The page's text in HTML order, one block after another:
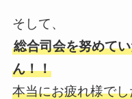
そして、
総合司会を努めて
ん！！
本当にお疲れ様でし